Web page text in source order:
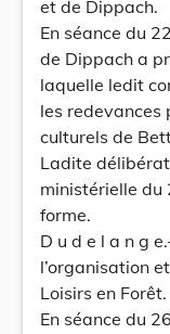
et de Dippach.
En séance du
de Dippach a
laquelle ledit
les redevances
culturels de
Ladite
ministérielle du
forme.
D u d e l a n g
l’organisation
Loisirs en Forêt.
En séance du